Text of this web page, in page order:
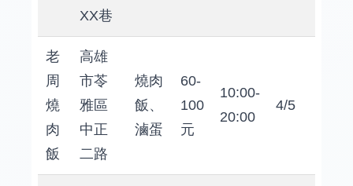
XX巷
老
周
燒
肉
飯
高雄
市苓
雅區
中正
二路
燒肉
飯、
滷蛋
60-
100
元
10:00-
20:00
4/5